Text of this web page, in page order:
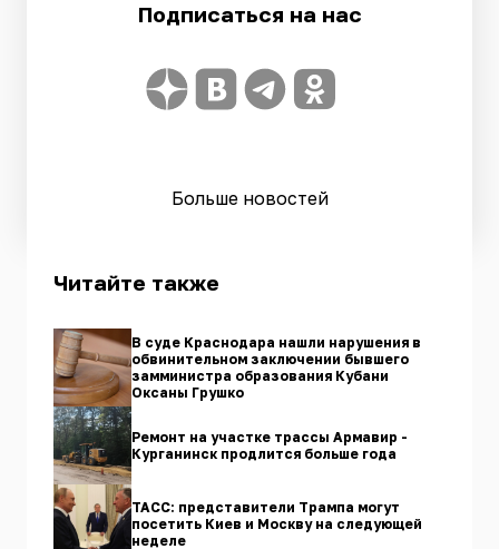
Подписаться на нас
Больше новостей
Читайте также
В суде Краснодара нашли нарушения в
обвинительном заключении бывшего
замминистра образования Кубани
Оксаны Грушко
Ремонт на участке трассы Армавир -
Курганинск продлится больше года
ТАСС: представители Трампа могут
посетить Киев и Москву на следующей
неделе